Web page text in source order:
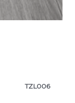
TZL006